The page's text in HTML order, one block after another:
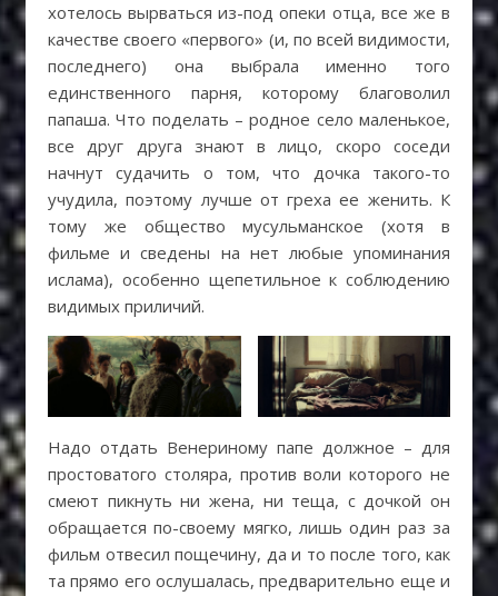
хотелось вырваться из-под опеки отца, все же в
качестве своего «первого» (и, по всей видимости,
последнего) она выбрала именно того
единственного парня, которому благоволил
папаша. Что поделать – родное село маленькое,
все друг друга знают в лицо, скоро соседи
начнут судачить о том, что дочка такого-то
учудила, поэтому лучше от греха ее женить. К
тому же общество мусульманское (хотя в
фильме и сведены на нет любые упоминания
ислама), особенно щепетильное к соблюдению
видимых приличий.
Надо отдать Венериному папе должное – для
простоватого столяра, против воли которого не
смеют пикнуть ни жена, ни теща, с дочкой он
обращается по-своему мягко, лишь один раз за
фильм отвесил пощечину, да и то после того, как
та прямо его ослушалась, предварительно еще и